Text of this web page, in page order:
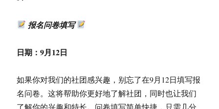
报名问卷填写
日期：9月12日
如果你对我们的社团感兴趣，别忘了在9月12日填写报
名问卷。这将帮助你更好地了解社团，同时也让我们
了解你的兴趣和特长。问卷填写简单快捷，只需几分